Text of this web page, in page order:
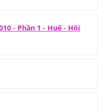
- Phần 1 - Huế - Hội